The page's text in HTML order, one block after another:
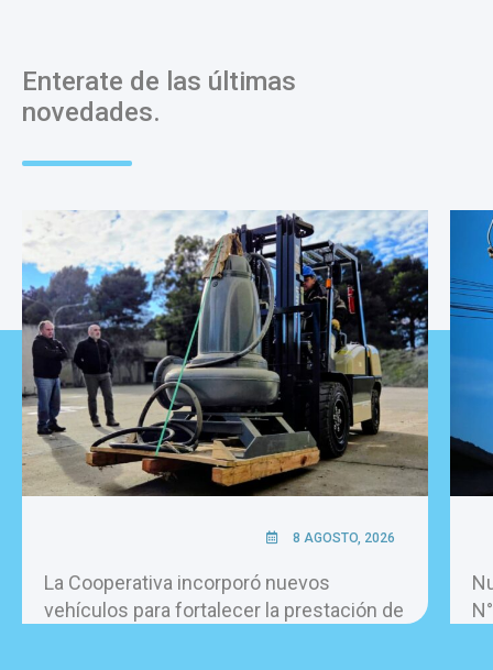
Enterate de las últimas
novedades.
8 AGOSTO, 2026
La Cooperativa incorporó nuevos
vehículos para fortalecer la prestación de